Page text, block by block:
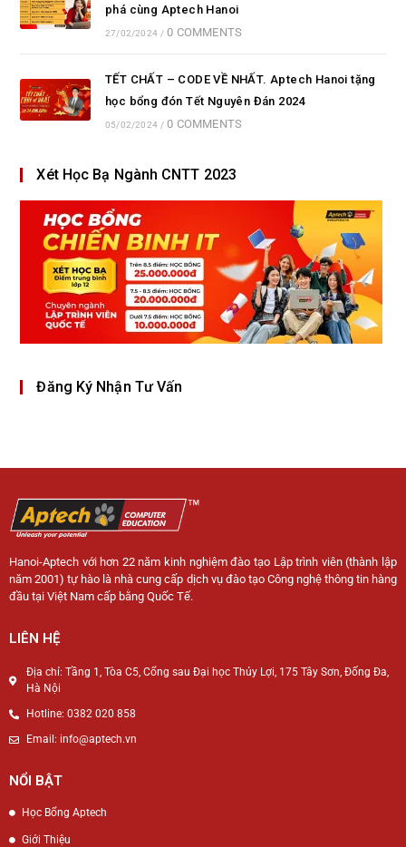
phá cùng Aptech Hanoi
27/02/2024 / 0 COMMENTS
TẾT CHẤT – CODE VỀ NHẤT. Aptech Hanoi tặng
học bổng đón Tết Nguyên Đán 2024
05/02/2024 / 0 COMMENTS
Xét Học Bạ Ngành CNTT 2023
Đăng Ký Nhận Tư Vấn
Hanoi-Aptech với hơn 22 năm kinh nghiệm đào tạo Lập trình viên (thành lập
năm 2001) tự hào là nhà cung cấp dịch vụ đào tạo Công nghệ thông tin hàng
đầu tại Việt Nam cấp bằng Quốc Tế.
LIÊN HỆ
Địa chỉ: Tầng 1, Tòa C5, Cổng sau Đại học Thủy Lợi, 175 Tây Sơn, Đống Đa,
Hà Nội
Hotline: 0382 020 858
Email: info@aptech.vn
NỔI BẬT
Học Bổng Aptech
Giới Thiệu